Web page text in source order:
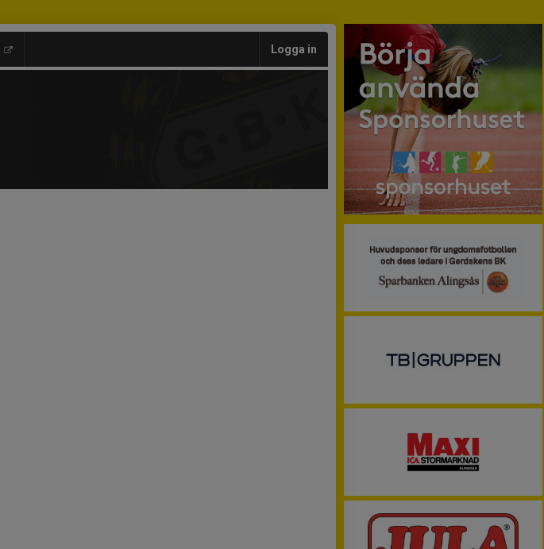
Logga in